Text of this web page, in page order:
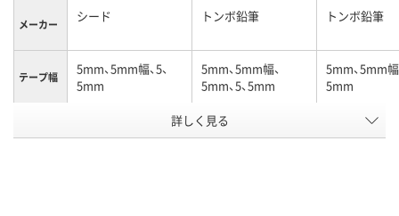
メーカー シード トンボ鉛筆 トンボ鉛筆
テープ幅
5mm、5mm幅、5、
5mm
5mm、5mm幅、
5mm、5、5mm
5mm、5mm幅
5mm
プ
カートリッジ カートリッジ
詳しく見る